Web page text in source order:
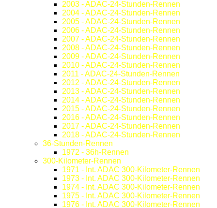
2003 - ADAC-24-Stunden-Rennen
2004 - ADAC-24-Stunden-Rennen
2005 - ADAC-24-Stunden-Rennen
2006 - ADAC-24-Stunden-Rennen
2007 - ADAC-24-Stunden-Rennen
2008 - ADAC-24-Stunden-Rennen
2009 - ADAC-24-Stunden-Rennen
2010 - ADAC-24-Stunden-Rennen
2011 - ADAC-24-Stunden-Rennen
2012 - ADAC-24-Stunden-Rennen
2013 - ADAC-24-Stunden-Rennen
2014 - ADAC-24-Stunden-Rennen
2015 - ADAC-24-Stunden-Rennen
2016 - ADAC-24-Stunden-Rennen
2017 - ADAC-24-Stunden-Rennen
2018 - ADAC-24-Stunden-Rennen
36-Stunden-Rennen
1972 - 36h-Rennen
300-Kilometer-Rennen
1971 - Int. ADAC 300-Kilometer-Rennen
1973 - Int. ADAC 300-Kilometer-Rennen
1974 - Int. ADAC 300-Kilometer-Rennen
1975 - Int. ADAC 300-Kilometer-Rennen
1976 - Int. ADAC 300-Kilometer-Rennen